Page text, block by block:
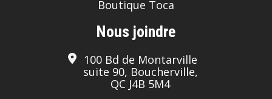
Boutique Toca
Nous joindre
100 Bd de Montarville
suite 90, Boucherville,
QC J4B 5M4